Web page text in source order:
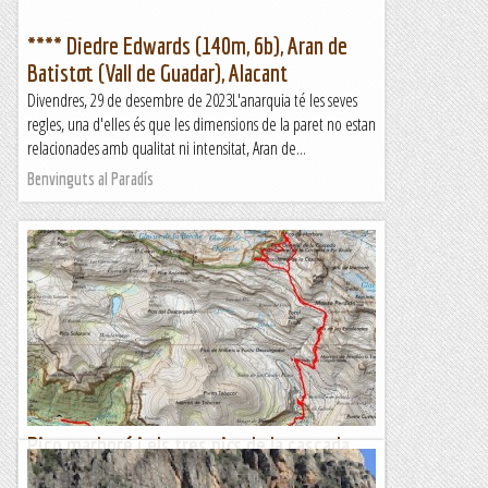
**** Diedre Edwards (140m, 6b), Aran de
Batistot (Vall de Guadar), Alacant
Divendres, 29 de desembre de 2023L'anarquia té les seves
regles, una d'elles és que les dimensions de la paret no estan
relacionades amb qualitat ni intensitat, Aran de...
Benvinguts al Paradís
Pico marboré i els tres pics de la cascada
Ara fa més o menys dos anys estàvem conduint direcció el